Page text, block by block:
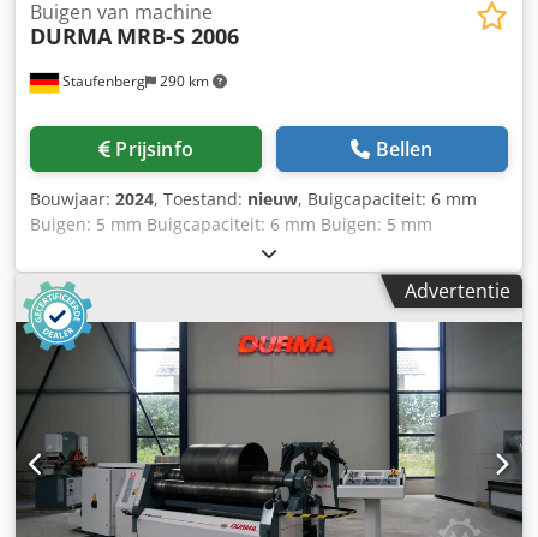
Staufenberg 290 km
Buigen van machine
DURMA MRB-S 2006
Prijsinfo Bellen
Bouwjaar: 2024, Toestand: nieuw, Buigcapaciteit: 6 mm
Buigen: 5 mm Buigcapaciteit: 6 mm Buigen: 5 mm
Buiglengte: 2.030 mm Roldiameter: 170 mm
Motorvermogen: 4 kW Lengte: 3.600 mm Breedte: 1.020
mm Hoogte: 1.120 mm Dedeftdh Ijpfx Aixock Gewicht:
2.400 kg De machine kan te allen tijde op afspraak worden
bekeken en gedemonstreerd in ons demonstratiecentrum
in Staufenberg. Verdere machines staan klaar om te
worden gedemonstreerd in ons pand in Staufenberg. Op
verzoek geven wij u graag meer informatie.
Advertentie